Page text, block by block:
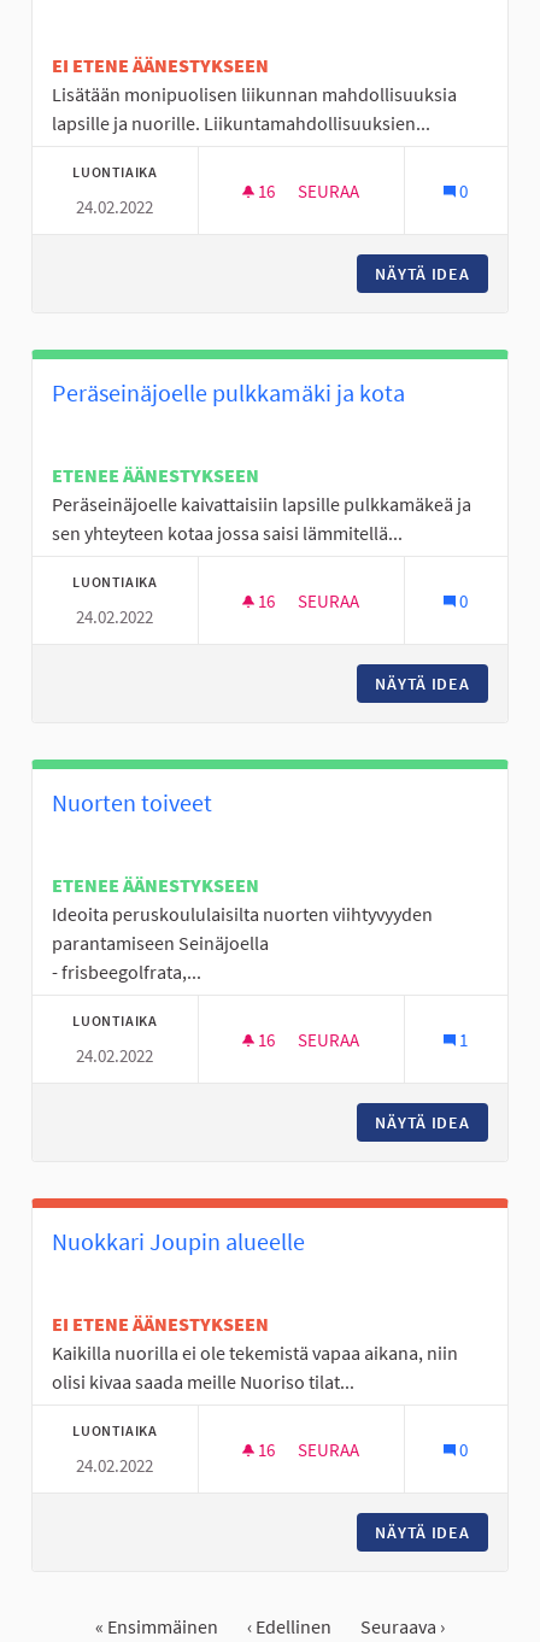
EI ETENE ÄÄNESTYKSEEN
Lisätään monipuolisen liikunnan mahdollisuuksia
lapsille ja nuorille. Liikuntamahdollisuuksien...
LUONTIAIKA
24.02.2022
16 16 SEURAAJAA
SEURAA 0
NÄYTÄ IDEA
Peräseinäjoelle pulkkamäki ja kota
ETENEE ÄÄNESTYKSEEN
Peräseinäjoelle kaivattaisiin lapsille pulkkamäkeä ja
sen yhteyteen kotaa jossa saisi lämmitellä...
LUONTIAIKA
24.02.2022
16 16 SEURAAJAA
SEURAA 0
NÄYTÄ IDEA
Nuorten toiveet
ETENEE ÄÄNESTYKSEEN
Ideoita peruskoululaisilta nuorten viihtyvyyden
parantamiseen Seinäjoella
- frisbeegolfrata,...
LUONTIAIKA
24.02.2022
16 16 SEURAAJAA
SEURAA 1
NÄYTÄ IDEA
Nuokkari Joupin alueelle
EI ETENE ÄÄNESTYKSEEN
Kaikilla nuorilla ei ole tekemistä vapaa aikana, niin
olisi kivaa saada meille Nuoriso tilat...
LUONTIAIKA
24.02.2022
16 16 SEURAAJAA
SEURAA 0
NÄYTÄ IDEA
« Ensimmäinen ‹ Edellinen Seuraava ›